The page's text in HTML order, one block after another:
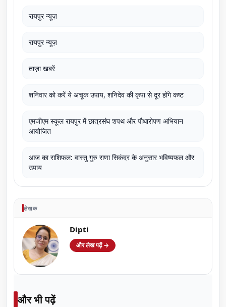
रायपुर न्यूज़
रायपुर न्यूज़
ताज़ा खबरें
शनिवार को करें ये अचूक उपाय, शनिदेव की कृपा से दूर होंगे कष्ट
एमजीएम स्कूल रायपुर में छात्रसंघ शपथ और पौधारोपण अभियान
आयोजित
आज का राशिफल: वास्तु गुरु राणा सिकंदर के अनुसार भविष्यफल और
उपाय
लेखक
Dipti
और लेख पढ़ें →
और भी पढ़ें